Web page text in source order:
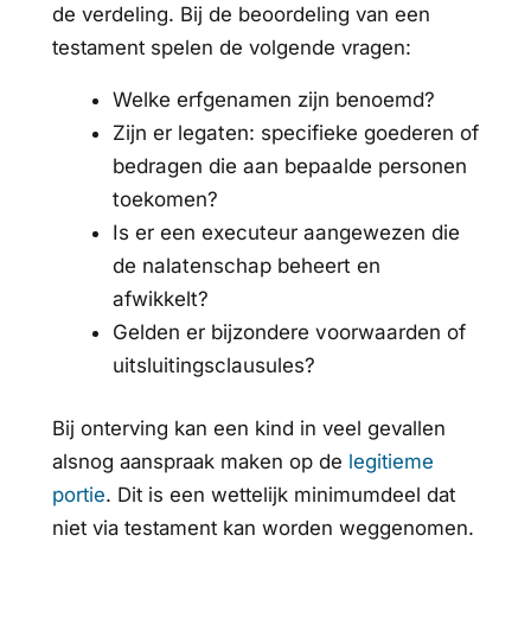
de verdeling. Bij de beoordeling van een
testament spelen de volgende vragen:
Welke erfgenamen zijn benoemd?
Zijn er legaten: specifieke goederen of
bedragen die aan bepaalde personen
toekomen?
Is er een executeur aangewezen die
de nalatenschap beheert en
afwikkelt?
Gelden er bijzondere voorwaarden of
uitsluitingsclausules?
Bij onterving kan een kind in veel gevallen
alsnog aanspraak maken op de legitieme
portie. Dit is een wettelijk minimumdeel dat
niet via testament kan worden weggenomen.